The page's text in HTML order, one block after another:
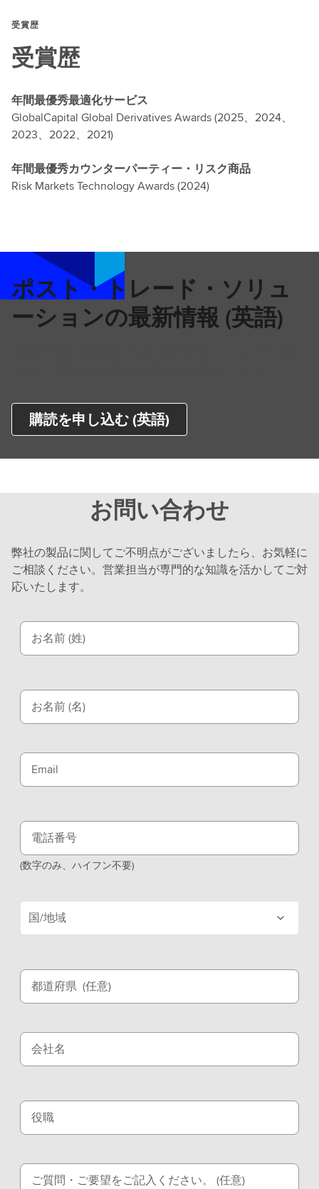
く
る
o
に
つ
て
詳
し
見
る
o
a
d
受賞歴
受賞歴
年間最優秀最適化サービス
GlobalCapital Global Derivatives Awards (2025、2024、
2023、2022、2021)
年間最優秀カウンターパーティー・リスク商品
Risk Markets Technology Awards (2024)
ポスト・トレード・ソリュ
ーションの最新情報 (英語)
購読を申し込む (英語)
お問い合わせ
弊社の製品に関してご不明点がございましたら、お気軽に
ご相談ください。営業担当が専門的な知識を活かしてご対
応いたします。
お名前 (姓)
お名前 (名)
Email
電話番号
(数字のみ、ハイフン不要)
国/地域
都道府県 (任意)
会社名
役職
ご質問・ご要望をご記入ください。 (任意)